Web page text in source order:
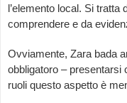
l’elemento local. Si
comprendere e da
Ovviamente, Zara bada
obbligatoro – presentarsi
ruoli questo aspetto è